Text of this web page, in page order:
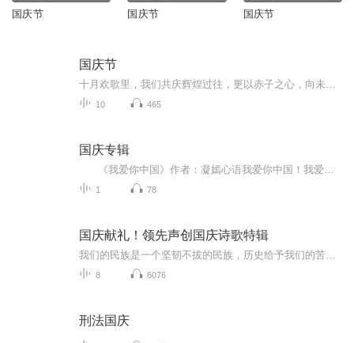
国庆节 国庆节 国庆节
国庆节
10 465
国庆专辑
1 78
国庆献礼！领先声创国庆诗歌特辑
8 6076
刑法国庆